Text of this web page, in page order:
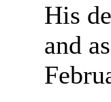
His
and